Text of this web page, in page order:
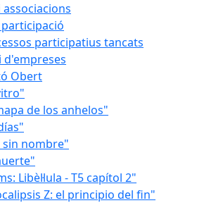
participació
participatius tancats
Obert
de los anhelos"
sin nombre"
Libèl·lula - T5 capítol 2"
Z: el principio del fin"